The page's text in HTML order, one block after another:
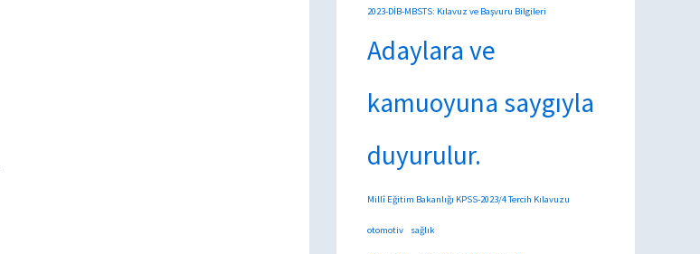
2023-DİB-MBSTS: Kılavuz ve Başvuru Bilgileri
Adaylara ve
kamuoyuna saygıyla
duyurulur.
Millî Eğitim Bakanlığı KPSS-2023/4 Tercih Kılavuzu
otomotiv sağlık